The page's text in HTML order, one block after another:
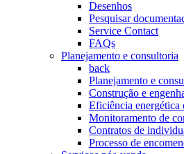
Desenhos
Pesquisar
Service Contact
FAQs
Planejamento e consultoria
back
Planejamento e
Construção e
Eficiência energética
Monitoramento de
Contratos de
Processo de